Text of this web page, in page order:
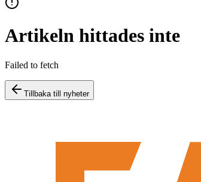
Artikeln hittades inte
Failed to fetch
Tillbaka till nyheter